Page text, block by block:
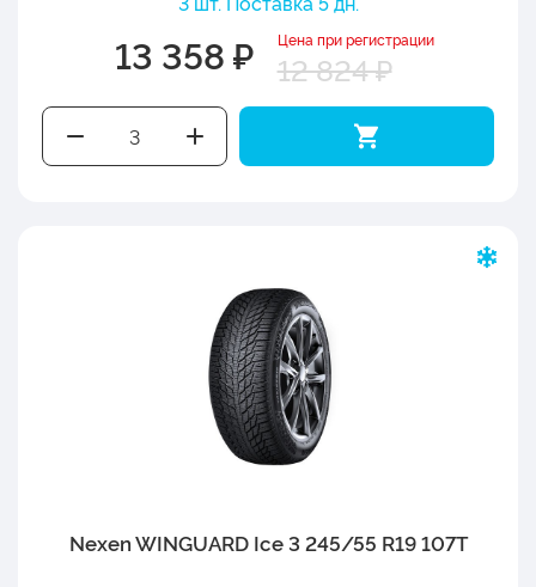
13 358 ₽ Цена при регистрации
12 824 ₽
Nexen WINGUARD Ice 3 245/55 R19 107T